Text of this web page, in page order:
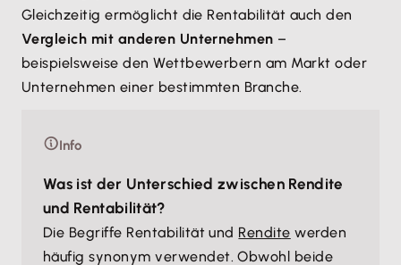
Gleichzeitig ermöglicht die Rentabilität auch den
Vergleich mit anderen Unternehmen –
beispielsweise den Wettbewerbern am Markt oder
Unternehmen einer bestimmten Branche.
Info
Was ist der Unterschied zwischen Rendite
und Rentabilität?
Die Begriffe Rentabilität und Rendite werden
häufig synonym verwendet. Obwohl beide